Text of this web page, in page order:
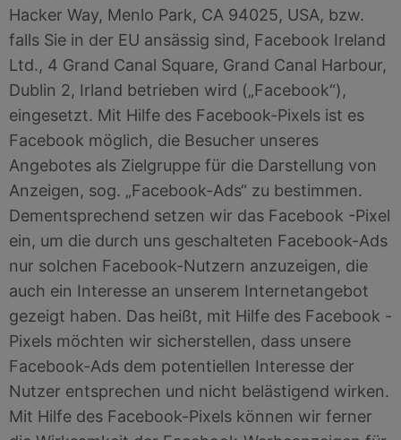
Hacker Way, Menlo Park, CA 94025, USA, bzw.
falls Sie in der EU ansässig sind, Facebook Ireland
Ltd., 4 Grand Canal Square, Grand Canal Harbour,
Dublin 2, Irland betrieben wird („Facebook“),
eingesetzt. Mit Hilfe des Facebook-Pixels ist es
Facebook möglich, die Besucher unseres
Angebotes als Zielgruppe für die Darstellung von
Anzeigen, sog. „Facebook-Ads“ zu bestimmen.
Dementsprechend setzen wir das Facebook -Pixel
ein, um die durch uns geschalteten Facebook-Ads
nur solchen Facebook-Nutzern anzuzeigen, die
auch ein Interesse an unserem Internetangebot
gezeigt haben. Das heißt, mit Hilfe des Facebook -
Pixels möchten wir sicherstellen, dass unsere
Facebook-Ads dem potentiellen Interesse der
Nutzer entsprechen und nicht belästigend wirken.
Mit Hilfe des Facebook-Pixels können wir ferner